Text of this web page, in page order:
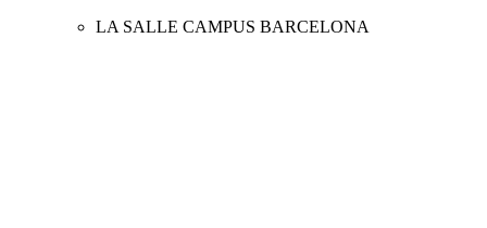
LA SALLE CAMPUS BARCELONA